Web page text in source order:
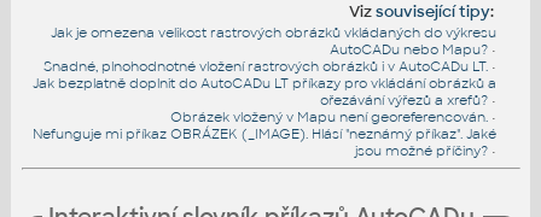
Vizsouvisející tipy:
Jak je omezena velikost rastrových obrázků vkládaných do výkresu
AutoCADu nebo Mapu? •
Snadné, plnohodnotné vložení rastrových obrázků i v AutoCADu LT. •
Jak bezplatně doplnit do AutoCADu LT příkazy pro vkládání obrázků a
ořezávání výřezů a xrefů? •
Obrázek vložený v Mapu není georeferencován. •
Nefunguje mi příkaz OBRÁZEK (_IMAGE). Hlásí "neznámý příkaz". Jaké
jsou možné příčiny? •